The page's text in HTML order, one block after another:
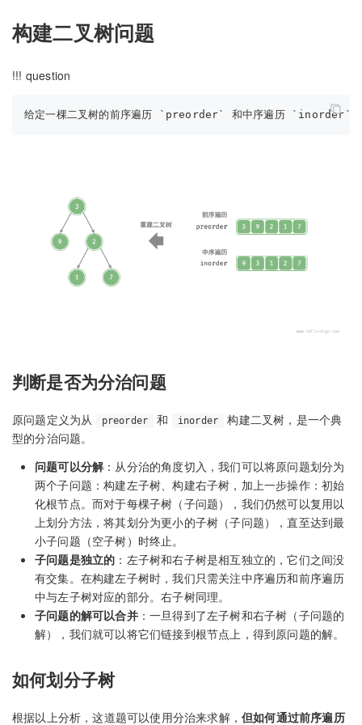
构建二叉树问题
!!! question
判断是否为分治问题
原问题定义为从 preorder 和 inorder
构建二叉树，是一个典
型的分治问题。
问题可以分解：从分治的角度切入，我们可以将原问题划分为
两个子问题：构建左子树、构建右子树，加上一步操作：初始
化根节点。而对于每棵子树（子问题），我们仍然可以复用以
上划分方法，将其划分为更小的子树（子问题），直至达到最
小子问题（空子树）时终止。
子问题是独立的 ：左子树和右子树是相互独立的，它们之间没
有交集。在构建左子树时，我们只需关注中序遍历和前序遍历
中与左子树对应的部分。右子树同理。
子问题的解可以合并：一旦得到了左子树和右子树（子问题的
解），我们就可以将它们链接到根节点上，得到原问题的解。
如何划分子树
根据以上分析，这道题可以使用分治来求解， 但如何通过前序遍历